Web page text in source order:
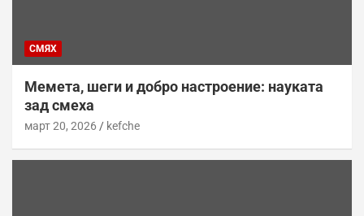
СМЯХ
Мемета, шеги и добро настроение: науката
зад смеха
март 20, 2026 kefche